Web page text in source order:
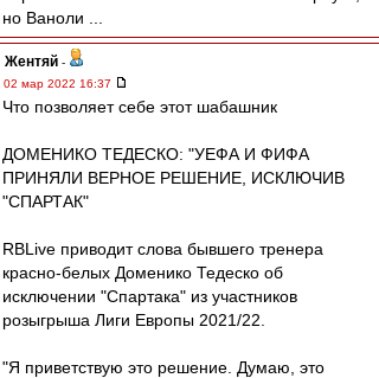
но Ваноли ...
Жентяй -
02 мар 2022 16:37
Что позволяет себе этот шабашник
ДОМЕНИКО ТЕДЕСКО: "УЕФА И ФИФА
ПРИНЯЛИ ВЕРНОЕ РЕШЕНИЕ, ИСКЛЮЧИВ
"СПАРТАК"
RBLive приводит слова бывшего тренера
красно-белых Доменико Тедеско об
исключении "Спартака" из участников
розыгрыша Лиги Европы 2021/22.
"Я приветствую это решение. Думаю, это